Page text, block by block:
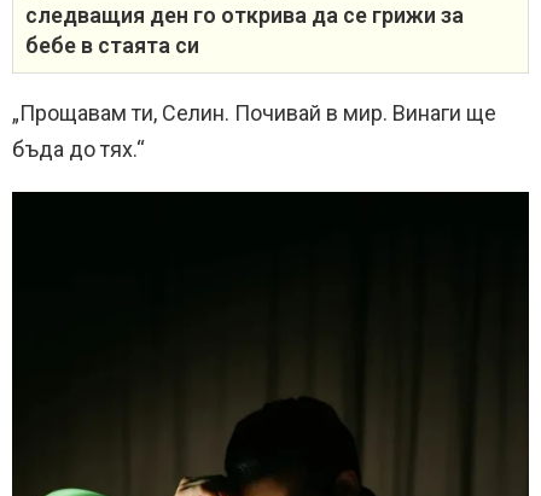
следващия ден го открива да се грижи за
бебе в стаята си
„Прощавам ти, Селин. Почивай в мир. Винаги ще
бъда до тях.“